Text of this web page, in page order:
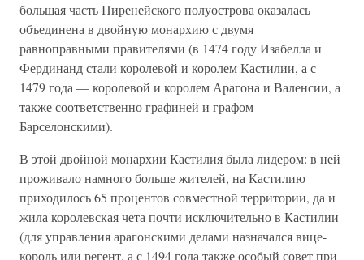
большая часть Пиренейского полуострова оказалась
объединена в двойную монархию с двумя
равноправными правителями (в 1474 году Изабелла и
Фердинанд стали королевой и королем Кастилии, а с
1479 года — королевой и королем Арагона и Валенсии, а
также соответственно графиней и графом
Барселонскими).
В этой двойной монархии Кастилия была лидером: в ней
проживало намного больше жителей, на Кастилию
приходилось 65 процентов совместной территории, да и
жила королевская чета почти исключительно в Кастилии
(для управления арагонскими делами назначался вице-
король или регент, а с 1494 года также особый совет при